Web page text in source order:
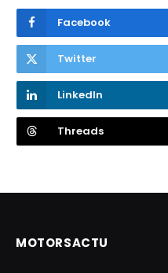
Facebook
Twitter
LinkedIn
Threads
MOTORSACTU